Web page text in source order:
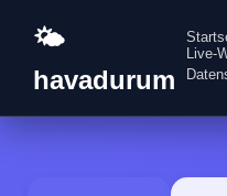
🌤️
havadurum
Live-